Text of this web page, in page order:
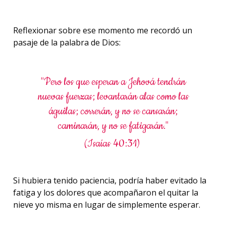
Reflexionar sobre ese momento me recordó un
pasaje de la palabra de Dios:
"Pero los que esperan a Jehová tendrán
nuevas fuerzas; levantarán alas como las
águilas; correrán, y no se cansarán;
caminarán, y no se fatigarán."
(Isaías 40:31)
Si hubiera tenido paciencia, podría haber evitado la
fatiga y los dolores que acompañaron el quitar la
nieve yo misma en lugar de simplemente esperar.